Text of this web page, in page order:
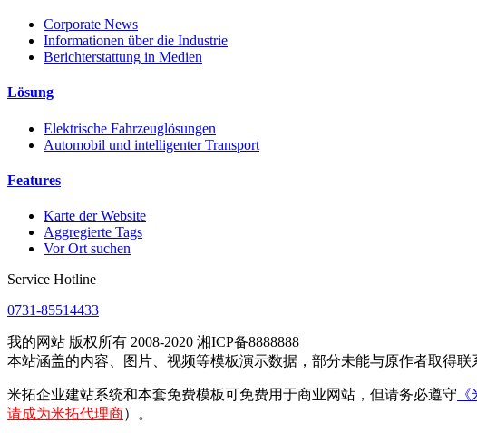
Corporate News
Informationen über die Industrie
Berichterstattung in Medien
Lösung
Elektrische Fahrzeuglösungen
Automobil und intelligenter Transport
Features
Karte der Website
Aggregierte Tags
Vor Ort suchen
Service Hotline
0731-85514433
我的网站 版权所有 2008-2020 湘ICP备8888888
本站涵盖的内容、图片、视频等模板演示数据，部分未能与原作者取得
米拓企业建站系统和本套免费模板可免费用于商业网站，但请务必遵守
请成为米拓代理商）。